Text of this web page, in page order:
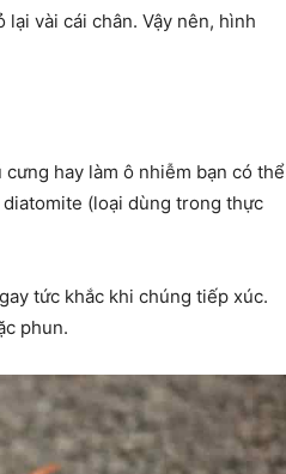
vài cái chân. Vậy nên, hình
hay làm ô nhiễm bạn có thể
(loại dùng trong thực
tức khắc khi chúng tiếp xúc.
phun.